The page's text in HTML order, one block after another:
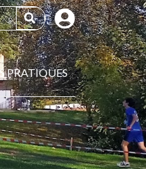
PRATIQUES